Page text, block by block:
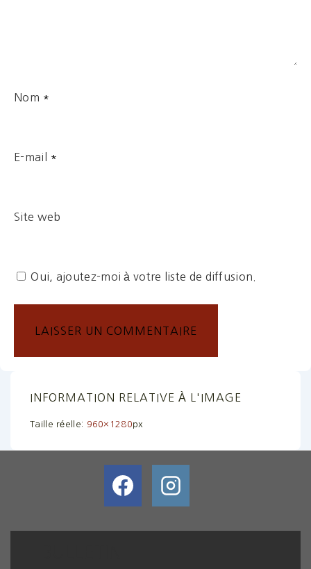
Nom *
E-mail *
Site web
Oui, ajoutez-moi à votre liste de diffusion.
INFORMATION RELATIVE À L'IMAGE
Taille réelle: 960×1280px